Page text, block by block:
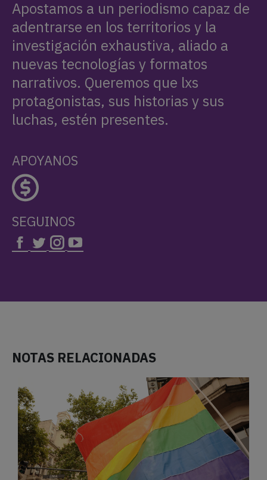
Apostamos a un periodismo capaz de
adentrarse en los territorios y la
investigación exhaustiva, aliado a
nuevas tecnologías y formatos
narrativos. Queremos que lxs
protagonistas, sus historias y sus
luchas, estén presentes.
APOYANOS
SEGUINOS
NOTAS RELACIONADAS